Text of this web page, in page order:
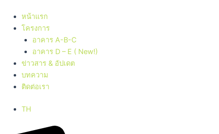
หน้าแรก
โครงการ
อาคาร A-B-C
อาคาร D – E ( New!)
ข่าวสาร & อัปเดต
บทความ
ติดต่อเรา
TH